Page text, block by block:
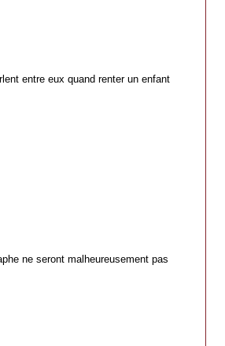
entre eux quand renter un enfant
ne seront malheureusement pas